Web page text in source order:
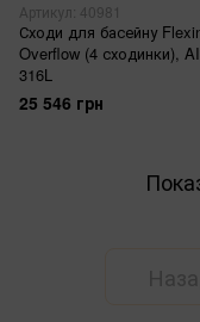
Артикул: 40981
Сходи для басейну
Overflow (4 сходинки),
316L
25 546 грн